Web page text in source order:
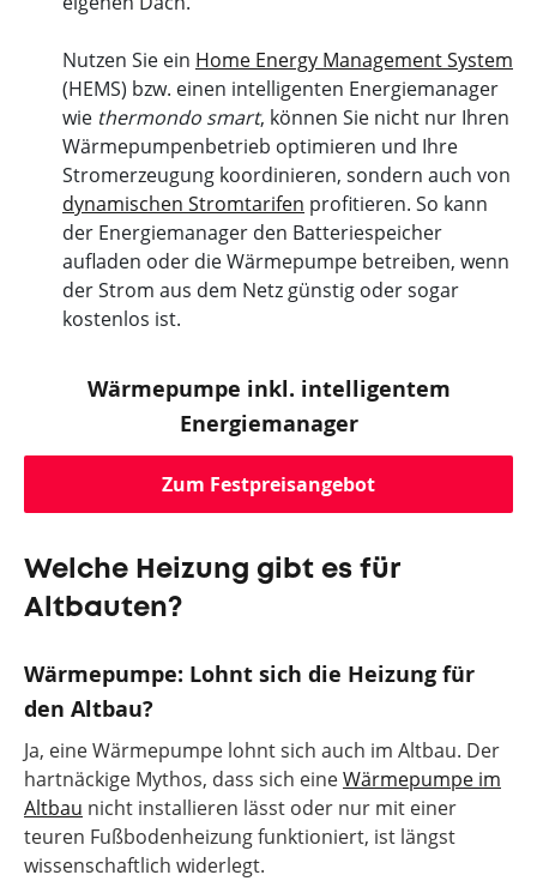
Nutzen Sie ein Home Energy Management System
(HEMS) bzw. einen intelligenten Energiemanager
wie thermondo smart, können Sie nicht nur Ihren
Wärmepumpenbetrieb optimieren und Ihre
Stromerzeugung koordinieren, sondern auch von
dynamischen Stromtarifen profitieren. So kann
der Energiemanager den Batteriespeicher
aufladen oder die Wärmepumpe betreiben, wenn
der Strom aus dem Netz günstig oder sogar
kostenlos ist.
Wärmepumpe inkl. intelligentem
Energiemanager
Zum Festpreisangebot
Welche Heizung gibt es für
Altbauten?
Wärmepumpe: Lohnt sich die Heizung für
den Altbau?
Ja, eine Wärmepumpe lohnt sich auch im Altbau. Der
hartnäckige Mythos, dass sich eineWärmepumpe im
Altbau nicht installieren lässt oder nur mit einer
teuren Fußbodenheizung funktioniert, ist längst
wissenschaftlich widerlegt.